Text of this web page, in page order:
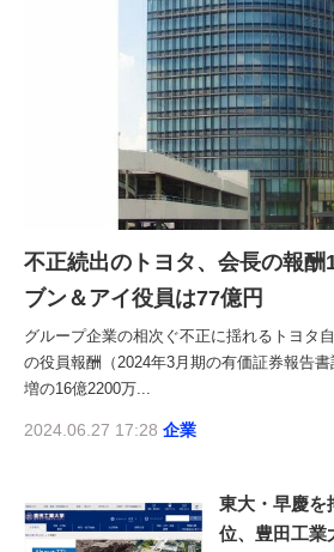
不正続出のトヨタ、会長の報
ブン＆アイ役員は77億円
グループ企業の相次ぐ不正に揺れるトヨタ
の役員報酬（2024年3月期の有価証券報告
増の16億2200万...
2024.06.27 17:28 企業
東大・早慶を
位、豊田工